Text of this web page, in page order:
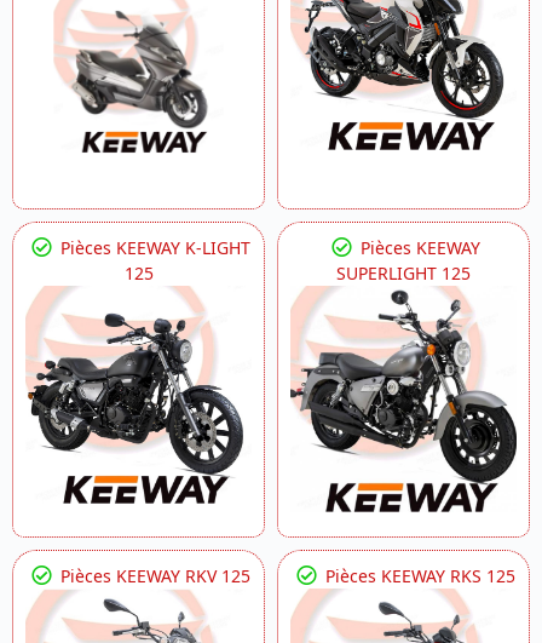
Pièces KEEWAY K-LIGHT
125
Pièces KEEWAY
SUPERLIGHT 125
Pièces KEEWAY RKV 125 Pièces KEEWAY RKS 125